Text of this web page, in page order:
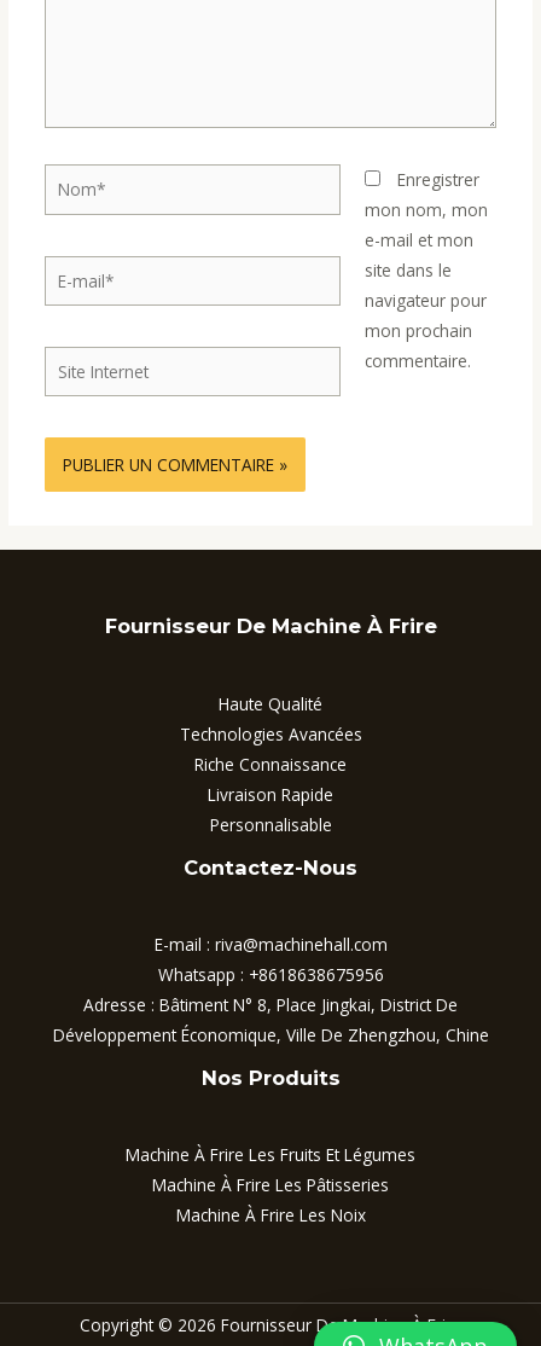
Nom*
mail*
Site
Internet
Enregistrer
mon nom, mon
e-mail et mon
site dans le
navigateur pour
mon prochain
commentaire.
Fournisseur De Machine À Frire
Haute Qualité
Technologies Avancées
Riche Connaissance
Livraison Rapide
Personnalisable
Contactez-Nous
E-mail : riva@machinehall.com
Whatsapp : +8618638675956
Adresse : Bâtiment N° 8, Place Jingkai, District De
Développement Économique, Ville De Zhengzhou, Chine
Nos Produits
Machine À Frire Les Fruits Et Légumes
Machine À Frire Les Pâtisseries
Machine À Frire Les Noix
Copyright © 2026 Fournisseur De Machine À Frire